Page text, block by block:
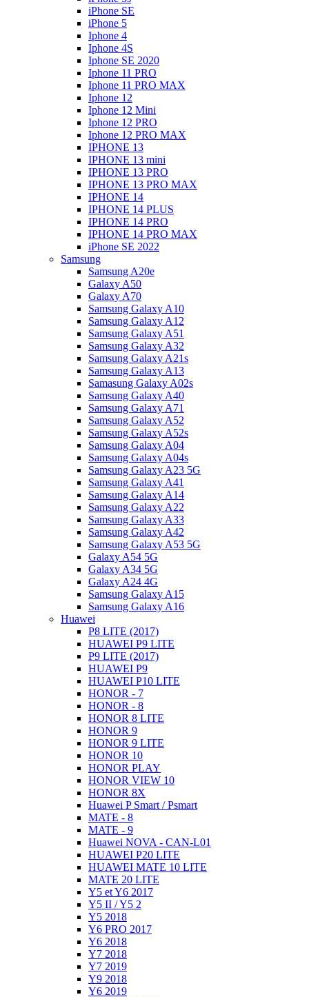
iPhone SE
iPhone 5
Iphone 4
Iphone 4S
Iphone SE 2020
Iphone 11 PRO
Iphone 11 PRO MAX
Iphone 12
Iphone 12 Mini
Iphone 12 PRO
Iphone 12 PRO MAX
IPHONE 13
IPHONE 13 mini
IPHONE 13 PRO
IPHONE 13 PRO MAX
IPHONE 14
IPHONE 14 PLUS
IPHONE 14 PRO
IPHONE 14 PRO MAX
iPhone SE 2022
Samsung
Samsung A20e
Galaxy A50
Galaxy A70
Samsung Galaxy A10
Samsung Galaxy A12
Samsung Galaxy A51
Samsung Galaxy A32
Samsung Galaxy A21s
Samsung Galaxy A13
Samasung Galaxy A02s
Samsung Galaxy A40
Samsung Galaxy A71
Samsung Galaxy A52
Samsung Galaxy A52s
Samsung Galaxy A04
Samsung Galaxy A04s
Samsung Galaxy A23 5G
Samsung Galaxy A41
Samsung Galaxy A14
Samsung Galaxy A22
Samsung Galaxy A33
Samsung Galaxy A42
Samsung Galaxy A53 5G
Galaxy A54 5G
Galaxy A34 5G
Galaxy A24 4G
Samsung Galaxy A15
Samsung Galaxy A16
Huawei
P8 LITE (2017)
HUAWEI P9 LITE
P9 LITE (2017)
HUAWEI P9
HUAWEI P10 LITE
HONOR - 7
HONOR - 8
HONOR 8 LITE
HONOR 9
HONOR 9 LITE
HONOR 10
HONOR PLAY
HONOR VIEW 10
HONOR 8X
Huawei P Smart / Psmart
MATE - 8
MATE - 9
Huawei NOVA - CAN-L01
HUAWEI P20 LITE
HUAWEI MATE 10 LITE
MATE 20 LITE
Y5 et Y6 2017
Y5 II / Y5 2
Y5 2018
Y6 PRO 2017
Y6 2018
Y7 2018
Y7 2019
Y9 2018
Y6 2019